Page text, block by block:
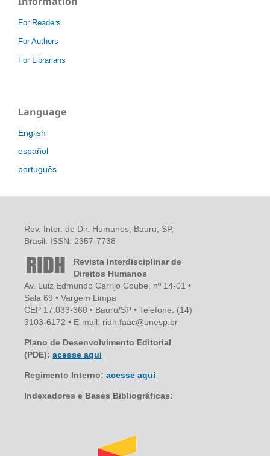
For Readers
For Authors
For Librarians
Language
English
español
português
Rev. Inter. de Dir. Humanos, Bauru, SP,
Brasil. ISSN: 2357-7738
Revista Interdisciplinar de
Direitos Humanos
Av. Luiz Edmundo Carrijo Coube, nº 14-01 •
Sala 69 • Vargem Limpa
CEP 17.033-360 • Bauru/SP • Telefone: (14)
3103-6172 • E-mail: ridh.faac@unesp.br
Plano de Desenvolvimento Editorial
(PDE): acesse aqui
Regimento Interno: acesse aqui
Indexadores e Bases Bibliográficas: